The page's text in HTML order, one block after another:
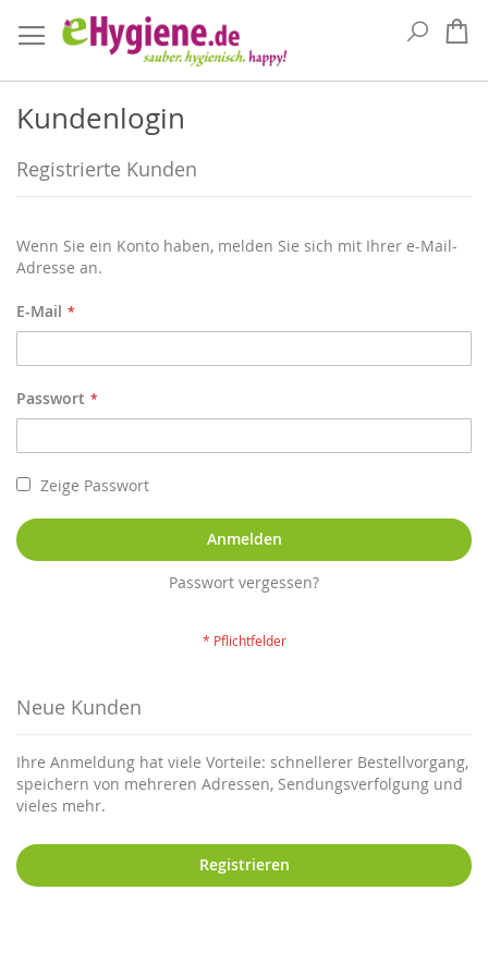
Suche
Kundenlogin
Registrierte Kunden
Wenn Sie ein Konto haben, melden Sie sich mit Ihrer e-Mail-
Adresse an.
E-Mail
Passwort
Zeige Passwort
Anmelden
Passwort vergessen?
Neue Kunden
Ihre Anmeldung hat viele Vorteile: schnellerer Bestellvorgang,
speichern von mehreren Adressen, Sendungsverfolgung und
vieles mehr.
Registrieren